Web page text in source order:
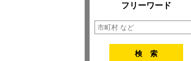
フリーワード